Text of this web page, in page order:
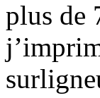
plus de